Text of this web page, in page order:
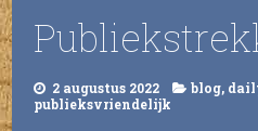
2 augustus 2022 blog,
publieksvriendelijk